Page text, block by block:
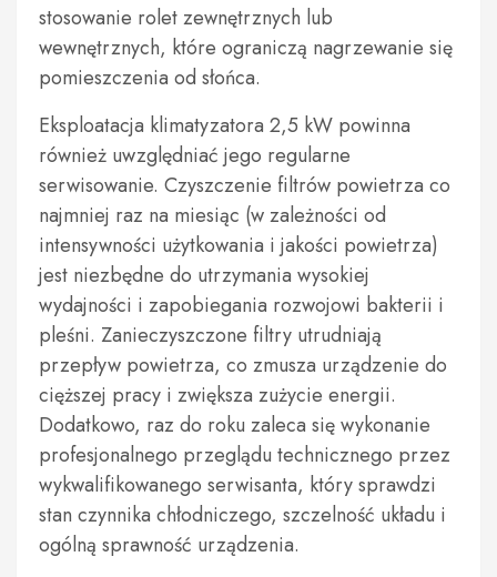
stosowanie rolet zewnętrznych lub
wewnętrznych, które ograniczą nagrzewanie się
pomieszczenia od słońca.
Eksploatacja klimatyzatora 2,5 kW powinna
również uwzględniać jego regularne
serwisowanie. Czyszczenie filtrów powietrza co
najmniej raz na miesiąc (w zależności od
intensywności użytkowania i jakości powietrza)
jest niezbędne do utrzymania wysokiej
wydajności i zapobiegania rozwojowi bakterii i
pleśni. Zanieczyszczone filtry utrudniają
przepływ powietrza, co zmusza urządzenie do
cięższej pracy i zwiększa zużycie energii.
Dodatkowo, raz do roku zaleca się wykonanie
profesjonalnego przeglądu technicznego przez
wykwalifikowanego serwisanta, który sprawdzi
stan czynnika chłodniczego, szczelność układu i
ogólną sprawność urządzenia.